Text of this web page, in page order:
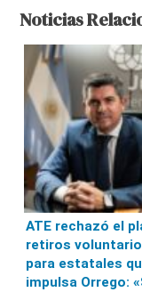
Noticias
ATE rechazó el
retiros
para estatales
impulsa Orrego: